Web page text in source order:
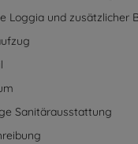
Loggia und zusätzlicher
Sanitärausstattung